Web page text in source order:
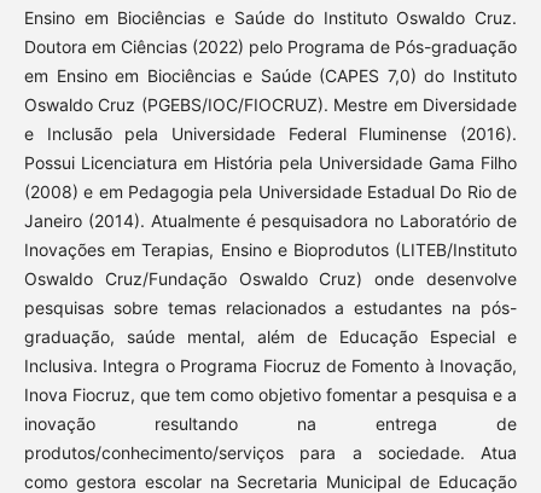
Ensino em Biociências e Saúde do Instituto Oswaldo Cruz.
Doutora em Ciências (2022) pelo Programa de Pós-graduação
em Ensino em Biociências e Saúde (CAPES 7,0) do Instituto
Oswaldo Cruz (PGEBS/IOC/FIOCRUZ). Mestre em Diversidade
e Inclusão pela Universidade Federal Fluminense (2016).
Possui Licenciatura em História pela Universidade Gama Filho
(2008) e em Pedagogia pela Universidade Estadual Do Rio de
Janeiro (2014). Atualmente é pesquisadora no Laboratório de
Inovações em Terapias, Ensino e Bioprodutos (LITEB/Instituto
Oswaldo Cruz/Fundação Oswaldo Cruz) onde desenvolve
pesquisas sobre temas relacionados a estudantes na pós-
graduação, saúde mental, além de Educação Especial e
Inclusiva. Integra o Programa Fiocruz de Fomento à Inovação,
Inova Fiocruz, que tem como objetivo fomentar a pesquisa e a
inovação resultando na entrega de
produtos/conhecimento/serviços para a sociedade. Atua
como gestora escolar na Secretaria Municipal de Educação